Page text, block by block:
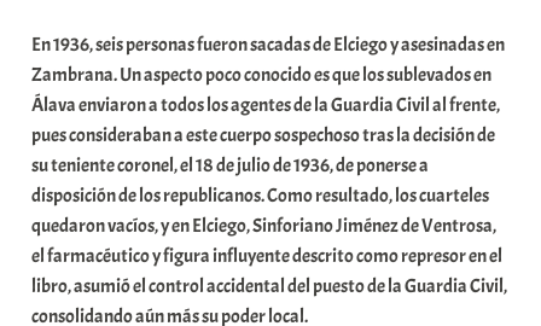
En 1936, seis personas fueron sacadas de Elciego y asesinadas en
Zambrana. Un aspecto poco conocido es que los sublevados en
Álava enviaron a todos los agentes de la Guardia Civil al frente,
pues consideraban a este cuerpo sospechoso tras la decisión de
su teniente coronel, el 18 de julio de 1936, de ponerse a
disposición de los republicanos. Como resultado, los cuarteles
quedaron vacíos, y en Elciego, Sinforiano Jiménez de Ventrosa,
el farmacéutico y figura influyente descrito como represor en el
libro, asumió el control accidental del puesto de la Guardia Civil,
consolidando aún más su poder local.